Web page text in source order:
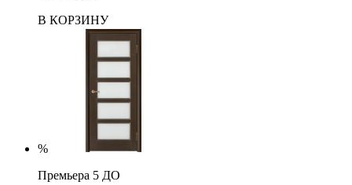
В КОРЗИНУ
%
Премьера 5 ДО